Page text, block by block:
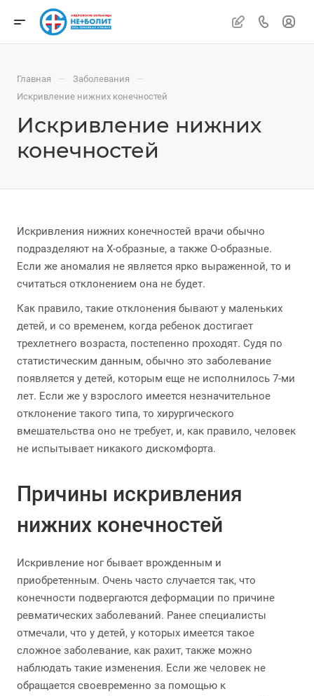
Главная — Заболевания —
Искривление нижних конечностей
Искривление нижних
конечностей
Искривления нижних конечностей врачи обычно
подразделяют на Х-образные, а также О-образные.
Если же аномалия не является ярко выраженной, то и
считаться отклонением она не будет.
Как правило, такие отклонения бывают у маленьких
детей, и со временем, когда ребенок достигает
трехлетнего возраста, постепенно проходят. Судя по
статистическим данным, обычно это заболевание
появляется у детей, которым еще не исполнилось 7-ми
лет. Если же у взрослого имеется незначительное
отклонение такого типа, то хирургического
вмешательства оно не требует, и, как правило, человек
не испытывает никакого дискомфорта.
Причины искривления
нижних конечностей
Искривление ног бывает врожденным и
приобретенным. Очень часто случается так, что
конечности подвергаются деформации по причине
ревматических заболеваний. Ранее специалисты
отмечали, что у детей, у которых имеется такое
сложное заболевание, как рахит, также можно
наблюдать такие изменения. Если же человек не
обращается своевременно за помощью к